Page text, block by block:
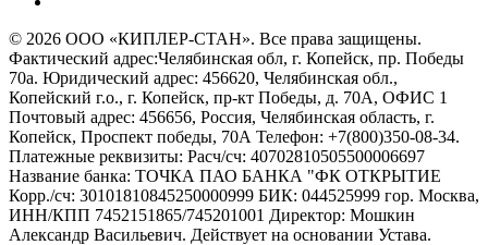
© 2026 ООО «КИПЛЕР-СТАН». Все права защищены.
Фактический адрес:Челябинская обл, г. Копейск, пр. Победы
70а. Юридический адрес: 456620, Челябинская обл.,
Копейский г.о., г. Копейск, пр-кт Победы, д. 70А, ОФИС 1
Почтовый адрес: 456656, Россия, Челябинская область, г.
Копейск, Проспект победы, 70А Телефон: +7(800)350-08-34.
Платежные реквизиты: Расч/сч: 40702810505500006697
Название банка: ТОЧКА ПАО БАНКА "ФК ОТКРЫТИЕ
Корр./сч: 30101810845250000999 БИК: 044525999 гор. Москва,
ИНН/КПП 7452151865/745201001 Директор: Мошкин
Александр Васильевич. Действует на основании Устава.